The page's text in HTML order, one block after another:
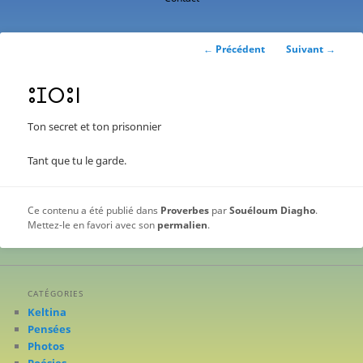
Navigation
← Précédent Suivant →
ⵓⵊⵔⵓⵏ
Ton secret et ton prisonnier
Tant que tu le garde.
Ce contenu a été publié dans Proverbes parSouéloum Diagho.
Mettez-le en favori avec son permalien.
CATÉGORIES
Keltina
Pensées
Photos